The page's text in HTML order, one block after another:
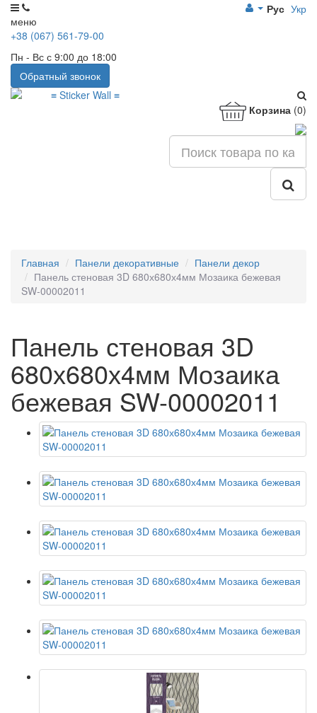
меню
Рус Укр
+38 (067) 561-79-00
Пн - Вс с 9:00 до 18:00
Обратный звонок
Корзина (0)
Главная Панели декоративные
Панели декор
Панель стеновая 3D 680х680х4мм Мозаика бежевая
SW-00002011
Панель стеновая 3D
680х680х4мм Мозаика
бежевая SW-00002011